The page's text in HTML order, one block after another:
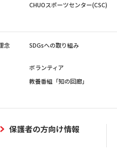
CHUOスポーツセンター(CSC)
念 SDGsへの取り組み
ボランティア
教養番組「知の回廊」
保護者の方向け情報